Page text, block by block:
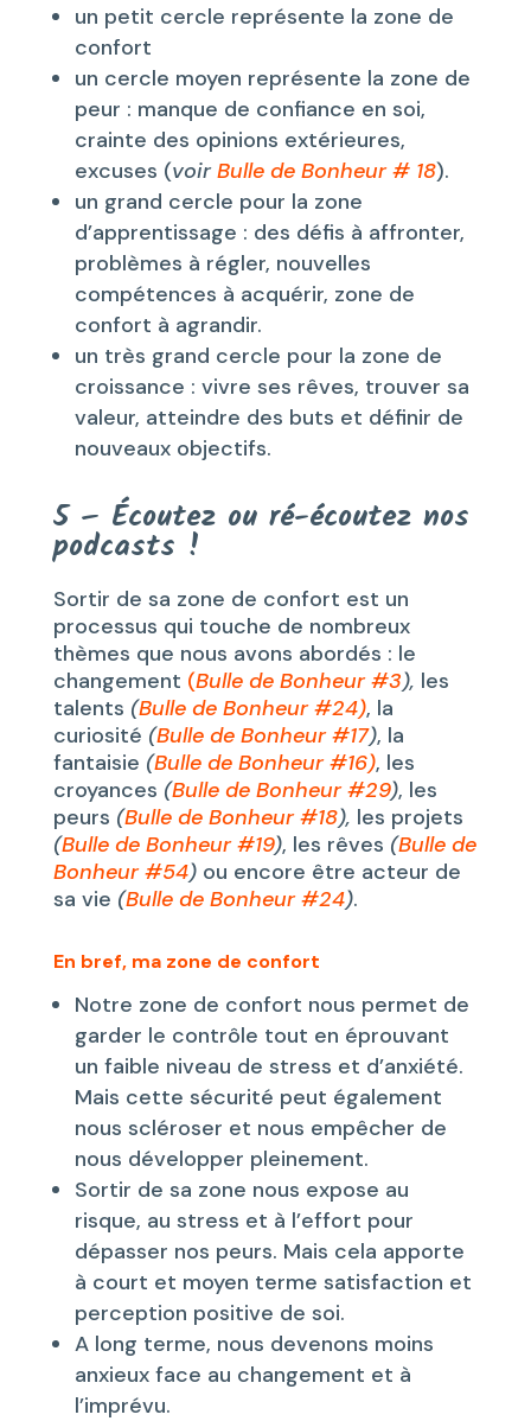
un petit cercle représente la zone de
confort
un cercle moyen représente la zone de
peur : manque de confiance en soi,
crainte des opinions extérieures,
excuses (voirBulle de Bonheur # 18).
un grand cercle pour la zone
d’apprentissage : des défis à affronter,
problèmes à régler, nouvelles
compétences à acquérir, zone de
confort à agrandir.
un très grand cercle pour la zone de
croissance : vivre ses rêves, trouver sa
valeur, atteindre des buts et définir de
nouveaux objectifs.
5 – Écoutez ou ré-écoutez nos
podcasts !
Sortir de sa zone de confort est un
processus qui touche de nombreux
thèmes que nous avons abordés : le
changement (Bulle de Bonheur #3), les
talents (Bulle de Bonheur #24), la
curiosité (Bulle de Bonheur #17), la
fantaisie (Bulle de Bonheur #16), les
croyances (Bulle de Bonheur #29), les
peurs (Bulle de Bonheur #18), les projets
(Bulle de Bonheur #19), les rêves (Bulle de
Bonheur #54)ou encore être acteur de
sa vie (Bulle de Bonheur #24).
En bref, ma zone de confort
Notre zone de confort nous permet de
garder le contrôle tout en éprouvant
un faible niveau de stress et d’anxiété.
Mais cette sécurité peut également
nous scléroser et nous empêcher de
nous développer pleinement.
Sortir de sa zone nous expose au
risque, au stress et à l’effort pour
dépasser nos peurs. Mais cela apporte
à court et moyen terme satisfaction et
perception positive de soi.
A long terme, nous devenons moins
anxieux face au changement et à
l’imprévu.